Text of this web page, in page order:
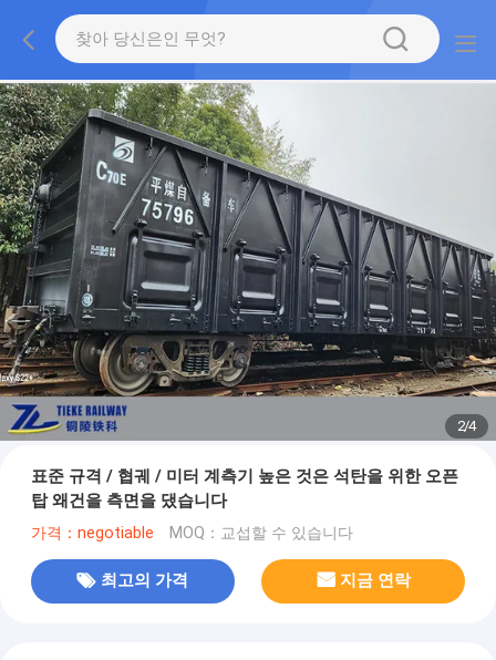
2/4
표준 규격 / 협궤 / 미터 계측기 높은 것은 석탄을 위한 오픈
탑 왜건을 측면을 댔습니다
가격：negotiable MOQ：교섭할 수 있습니다
최고의 가격 지금 연락